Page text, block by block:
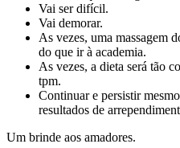
Vai ser difícil.
Vai demorar.
As vezes, uma massagem
do que ir à academia.
As vezes, a dieta será tão
tpm.
Continuar e persistir
resultados de
Um brinde aos amadores.